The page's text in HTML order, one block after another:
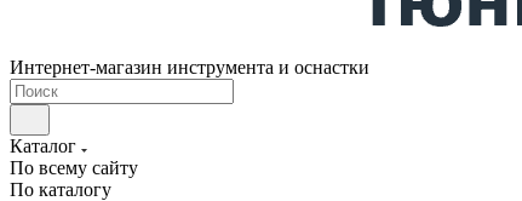
Интернет-магазин инструмента и оснастки
Каталог
По всему сайту
По каталогу